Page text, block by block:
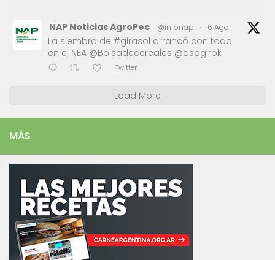
NAP Noticias AgroPec @infonap · 6 Ago
La siembra de #girasol arrancó con todo
en el NEA @Bolsadecereales @asagirok
Twitter
Load More
MÁS